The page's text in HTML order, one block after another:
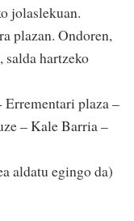
jolaslekuan.
plazan. Ondoren,
hartzeko
plaza –
– Kale Barria –
aldatu egingo da)